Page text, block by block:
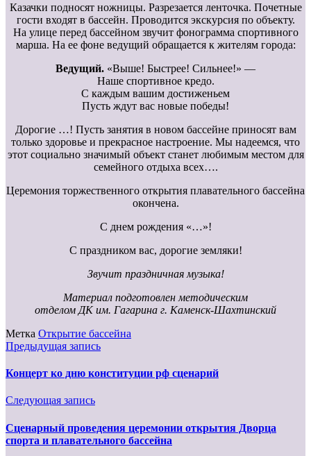
Казачки подносят ножницы. Разрезается ленточка. Почетные
гости входят в бассейн. Проводится экскурсия по объекту.
На улице перед бассейном звучит фонограмма спортивного
марша. На ее фоне ведущий обращается к жителям города:
Ведущий. «Выше! Быстрее! Сильнее!» —
Наше спортивное кредо.
С каждым вашим достиженьем
Пусть ждут вас новые победы!
Дорогие …! Пусть занятия в новом бассейне приносят вам
только здоровье и прекрасное настроение. Мы надеемся, что
этот социально значимый объект станет любимым местом для
семейного отдыха всех….
Церемония торжественного открытия плавательного бассейна
окончена.
С днем рождения «…»!
С праздником вас, дорогие земляки!
Звучит праздничная музыка!
Материал подготовлен методическим
отделом ДК им. Гагарина г. Каменск-Шахтинский
Метка Открытие бассейна
Предыдущая запись
Концерт ко дню конституции рф сценарий
Следующая запись
Сценарный проведения церемонии открытия Дворца
спорта и плавательного бассейна